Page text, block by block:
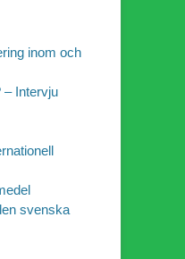
inom och
– Intervju
svenska